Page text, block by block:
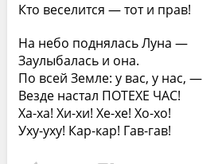
Кто веселится — тот и прав!
На небо поднялась Луна —
Заулыбалась и она.
По всей Земле: у вас, у нас, —
Везде настал ПОТЕХЕ ЧАС!
Ха-ха! Хи-хи! Хе-хе! Хо-хо!
Уху-уху! Кар-кар! Гав-гав!